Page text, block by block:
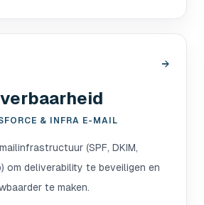
→
& INFRA E-MAIL
(SPF, DKIM,
om deliverability te beveiligen en
te maken.